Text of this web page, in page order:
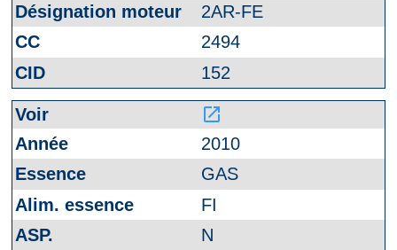
2AR-FE
2494
152
launch
2010
GAS
FI
N